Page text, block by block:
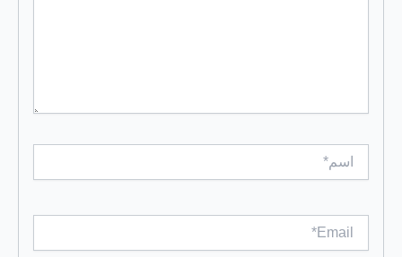
اسم*
Email*